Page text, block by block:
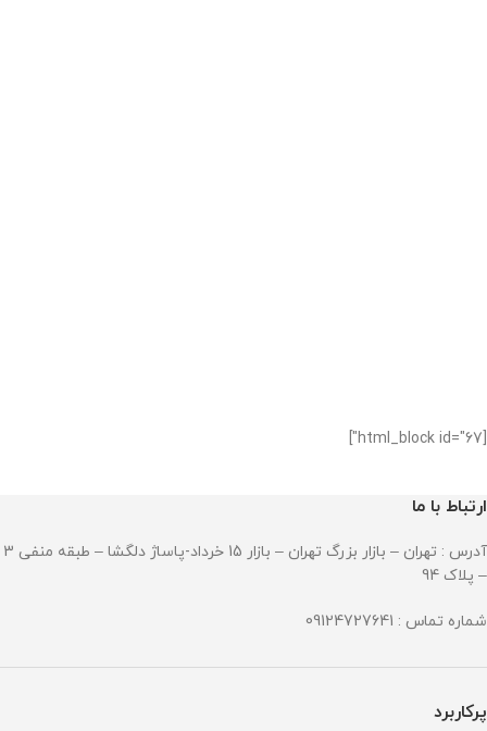
[html_block id="67"]
ارتباط با ما
آدرس : تهران – بازار بزرگ تهران – بازار 15 خرداد-پاساژ دلگشا – طبقه منفی 3
– پلاک 94
شماره تماس : 09124727641
پرکاربرد